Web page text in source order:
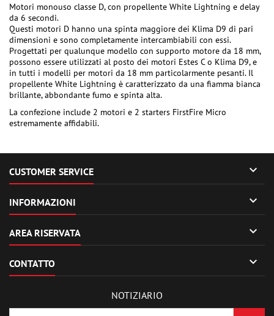
Motori monouso classe D, con propellente White Lightning e delay
da 6 secondi.
Questi motori D hanno una spinta maggiore dei Klima D9 di pari
dimensioni e sono completamente intercambiabili con essi.
Progettati per qualunque modello con supporto motore da 18 mm,
possono essere utilizzati al posto dei motori Estes C o Klima D9, e
in tutti i modelli per motori da 18 mm particolarmente pesanti. Il
propellente White Lightning è caratterizzato da una fiamma bianca
brillante, abbondante fumo e spinta alta.
La confezione include 2 motori e 2 starters FirstFire Micro
estremamente affidabili.
CUSTOMER SERVICE 
INFORMAZIONI 
AREA RISERVATA 
CONTATTO 
NOTIZIARIO